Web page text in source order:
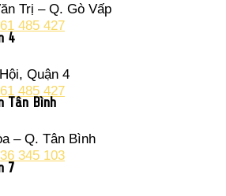
Trị – Q. Gò Vấp
485 427
4
Quận 4
485 427
Tân Bình
– Q. Tân Bình
345 103
7